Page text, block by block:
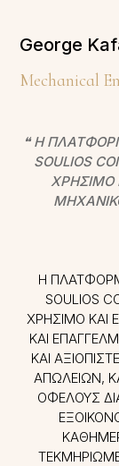
George
Mechanical
❝ Η
SOULIOS
ΧΡΉΣΙΜΟ
Η
SOULIOS
ΧΡΉΣΙΜΟ ΚΑΙ
ΚΑΙ
ΚΑΙ
ΑΠΩΛΕΙΏΝ,
ΟΦΈΛΟΥΣ